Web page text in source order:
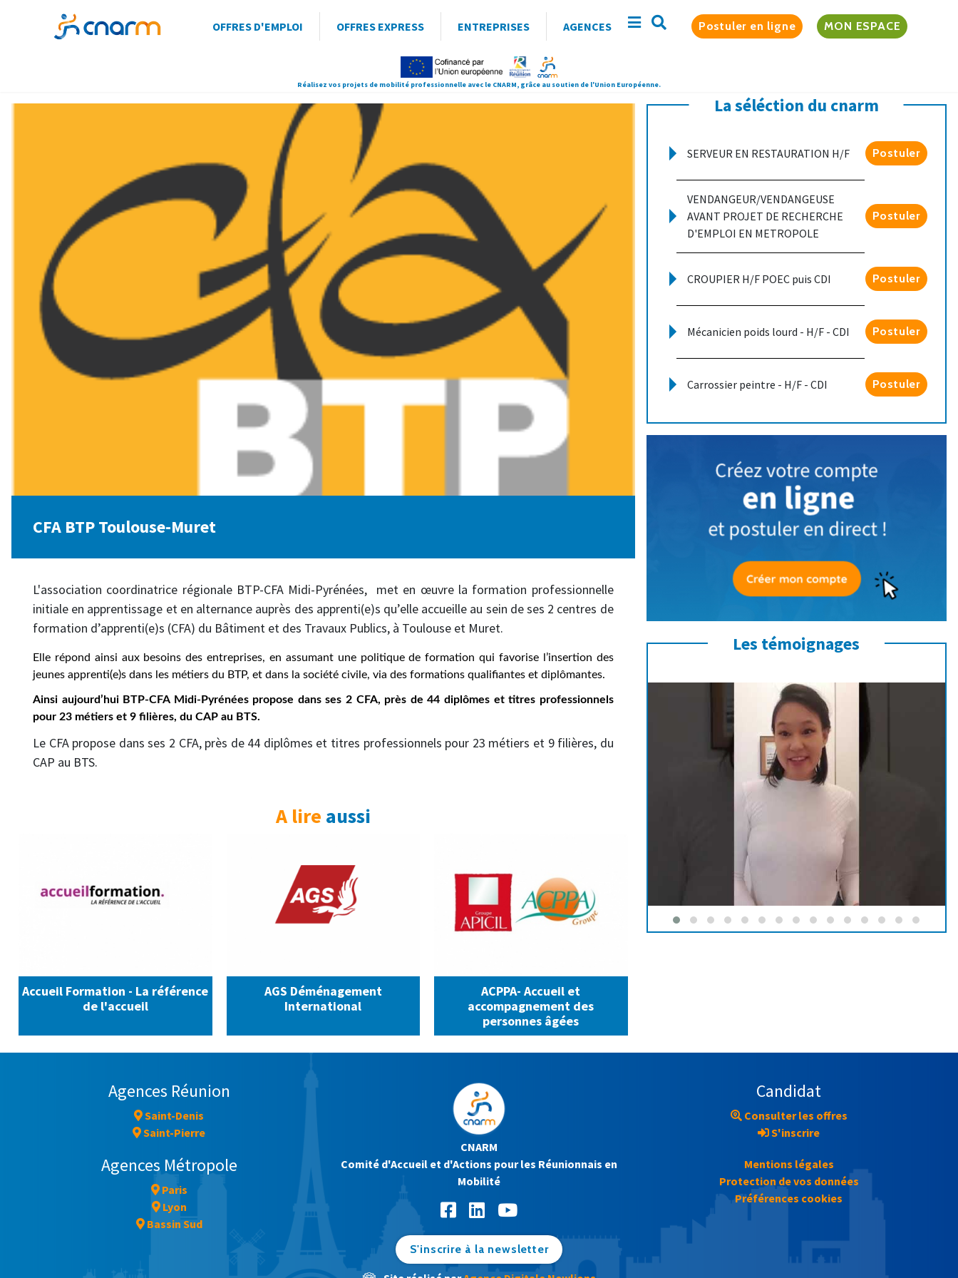
OFFRES D'EMPLOI OFFRES EXPRESS ENTREPRISES AGENCES Postuler en ligne MON ESPACE
Réalisez vos projets de mobilité professionnelle avec le CNARM, grâce au soutien de l'Union Européenne.
CFA BTP Toulouse-Muret
L'association coordinatrice régionale BTP-CFA Midi-Pyrénées, met en œuvre la formation professionnelle
initiale en apprentissage et en alternance auprès des apprenti(e)s qu’elle accueille au sein de ses 2 centres de
formation d’apprenti(e)s (CFA) du Bâtiment et des Travaux Publics, à Toulouse et Muret.
Elle répond ainsi aux besoins des entreprises, en assumant une politique de formation qui favorise l’insertion des
jeunes apprenti(e)s dans les métiers du BTP, et dans la société civile, via des formations qualifiantes et diplômantes.
Ainsi aujourd’hui BTP-CFA Midi-Pyrénées propose dans ses 2 CFA, près de 44 diplômes et titres professionnels
pour 23 métiers et 9 filières, du CAP au BTS.
Le CFA propose dans ses 2 CFA, près de 44 diplômes et titres professionnels pour 23 métiers et 9 filières, du
CAP au BTS.
A lire aussi
Accueil Formation - La référence
de l'accueil
AGS Déménagement
International
ACPPA- Accueil et
accompagnement des
personnes âgées
La séléction du cnarm
SERVEUR EN RESTAURATION H/F Postuler
VENDANGEUR/VENDANGEUSE
AVANT PROJET DE RECHERCHE
D'EMPLOI EN METROPOLE
Postuler
CROUPIER H/F POEC puis CDI Postuler
Mécanicien poids lourd - H/F - CDI Postuler
Carrossier peintre - H/F - CDI Postuler
Les témoignages
Agences Réunion
Saint-Denis
Saint-Pierre
Agences Métropole
Paris
Lyon
Bassin Sud
CNARM
Comité d'Accueil et d'Actions pour les Réunionnais en
Mobilité
S'inscrire à la newsletter
Candidat
Consulter les offres
S'inscrire
Mentions légales
Protection de vos données
Préférences cookies